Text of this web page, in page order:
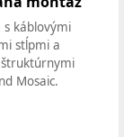
s káblovými
stĺpmi a
Mosaic.